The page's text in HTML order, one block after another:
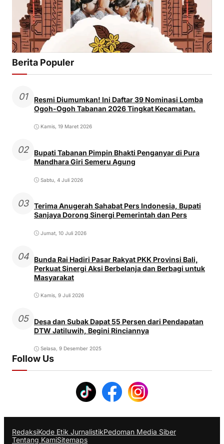
Berita Populer
01
Resmi Diumumkan! Ini Daftar 39 Nominasi Lomba
Ogoh-Ogoh Tabanan 2026 Tingkat Kecamatan.
Kamis, 19 Maret 2026
02
Bupati Tabanan Pimpin Bhakti Penganyar di Pura
Mandhara Giri Semeru Agung
Sabtu, 4 Juli 2026
03
Terima Anugerah Sahabat Pers Indonesia, Bupati
Sanjaya Dorong Sinergi Pemerintah dan Pers
Jumat, 10 Juli 2026
04
Bunda Rai Hadiri Pasar Rakyat PKK Provinsi Bali,
Perkuat Sinergi Aksi Berbelanja dan Berbagi untuk
Masyarakat
Kamis, 9 Juli 2026
05
Desa dan Subak Dapat 55 Persen dari Pendapatan
DTW Jatiluwih, Begini Rinciannya
Selasa, 9 Desember 2025
Follow Us
RedaksiKode Etik JurnalistikPedoman Media Siber
Tentang KamiSitemaps